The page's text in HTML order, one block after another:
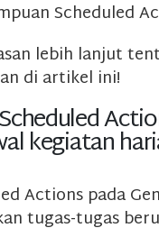
Scheduled
lebih lanjut
di artikel ini!
kegiatan
Actions pada
tugas-tugas